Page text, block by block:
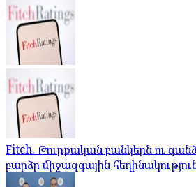
Fitch. Թուրքական բանկերն ու
բարձր միջազգային